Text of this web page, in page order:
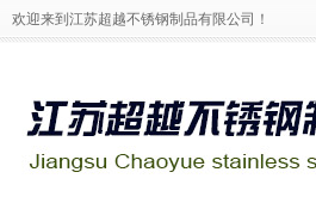
欢迎来到江苏超越不锈钢制品有限公司！